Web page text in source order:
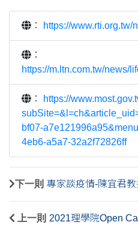
： https://
：
https://m.ltn.com.tw/news/
：
https://
bf07-
4eb6-a5a7-32a2f72826ff
下一則 專家談疫情-陳宜君
上一則 2021理學院Open